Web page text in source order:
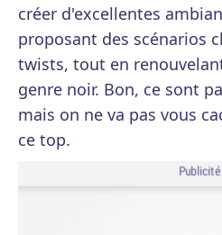
créer d'excellentes
proposant des scénarios
twists, tout en
genre noir. Bon, ce sont
mais on ne va pas vous
ce top.
Publicité